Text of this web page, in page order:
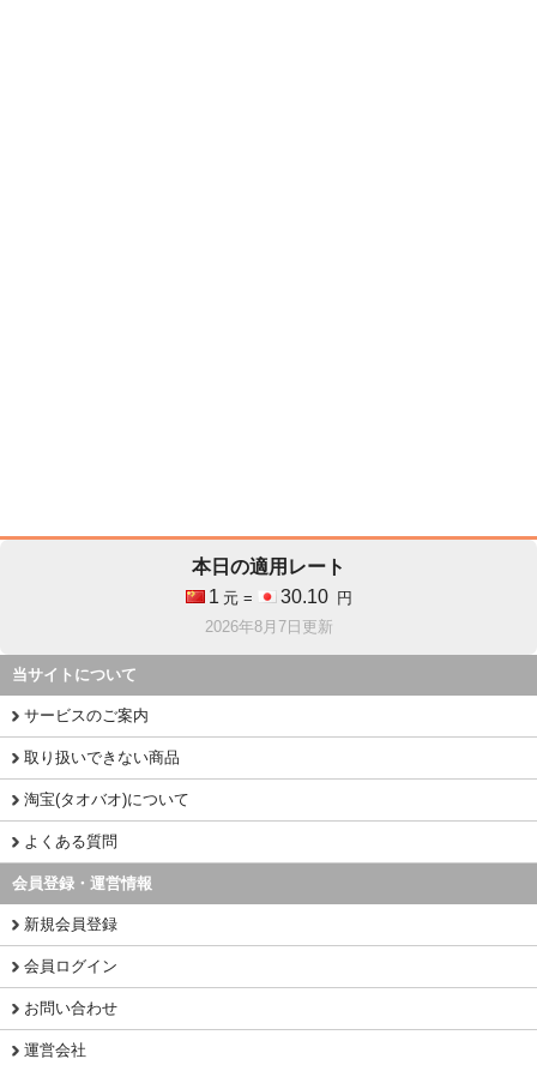
本日の適用レート
1 元 = 30.10
円
2026年8月7日更新
当サイトについて
サービスのご案内
取り扱いできない商品
淘宝(タオバオ)について
よくある質問
会員登録・運営情報
新規会員登録
会員ログイン
お問い合わせ
運営会社